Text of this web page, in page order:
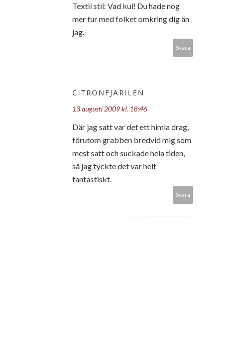
Textil stil: Vad kul! Du hade nog
mer tur med folket omkring dig än
jag.
Svara
CITRONFJÄRILEN
13 augusti 2009 kl. 18:46
Där jag satt var det ett himla drag,
förutom grabben bredvid mig som
mest satt och suckade hela tiden,
så jag tyckte det var helt
fantastiskt.
Svara